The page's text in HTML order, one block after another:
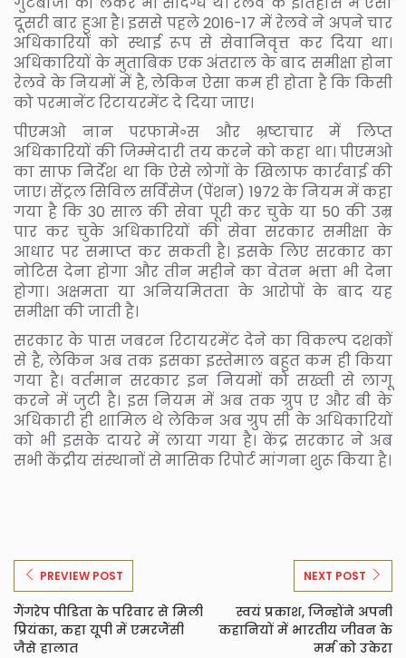
दूसरी बार हुआ है। इससे पहले 2016-17 में रेलवे ने अपने चार
अधिकारियों को स्थाई रूप से सेवानिवृत्त कर दिया था।
अधिकारियों के मुताबिक एक अंतराल के बाद समीक्षा होना
रेलवे के नियमों में है, लेकिन ऐसा कम ही होता है कि किसी
को परमानेंट रिटायरमेंट दे दिया जाए।
पीएमओ नान परफामे॰स और भ्रष्टाचार में लिप्त
अधिकारियों की जिम्मेदारी तय करने को कहा था। पीएमओ
का साफ निर्देश था कि ऐसे लोगों के खिलाफ कार्रवाई की
जाए। सेंट्रल सिविल सर्विसेज (पेंशन) 1972 के नियम में कहा
गया है कि 30 साल की सेवा पूरी कर चुके या 50 की उम्र
पार कर चुके अधिकारियों की सेवा सरकार समीक्षा के
आधार पर समाप्त कर सकती है। इसके लिए सरकार का
नोटिस देना होगा और तीन महीने का वेतन भत्ता भी देना
होगा। अक्षमता या अनियमितता के आरोपों के बाद यह
समीक्षा की जाती है।
सरकार के पास जबरन रिटायरमेंट देने का विकल्प दशकों
से है, लेकिन अब तक इसका इस्तेमाल बहुत कम ही किया
गया है। वर्तमान सरकार इन नियमों को सख्ती से लागू
करने में जुटी है। इस नियम में अब तक ग्रुप ए और बी के
अधिकारी ही शामिल थे लेकिन अब ग्रुप सी के अधिकारियों
को भी इसके दायरे में लाया गया है। केंद्र सरकार ने अब
सभी केंद्रीय संस्थानों से मासिक रिपोर्ट मांगना शुरू किया है।
PREVIEW POST
गैंगरेप पीडिता के परिवार से मिली
प्रियंका, कहा यूपी में एमरजैंसी
जैसे हालात
NEXT POST
स्वयं प्रकाश, जिन्होंने अपनी
कहानियों में भारतीय जीवन के
मर्म को उकेरा